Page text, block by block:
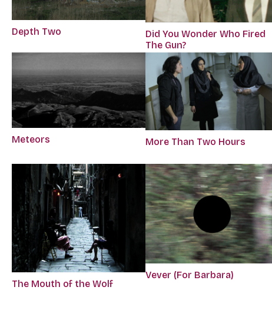
Depth Two
Did You Wonder Who Fired
The Gun?
Meteors More Than Two Hours
The Mouth of the Wolf
Vever (For Barbara)